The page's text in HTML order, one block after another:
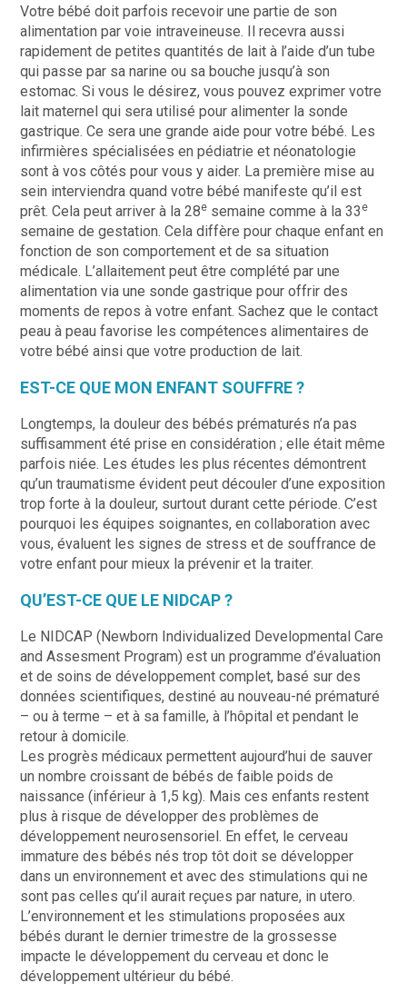
Votre bébé doit parfois recevoir une partie de son
alimentation par voie intraveineuse. Il recevra aussi
rapidement de petites quantités de lait à l’aide d’un tube
qui passe par sa narine ou sa bouche jusqu’à son
estomac. Si vous le désirez, vous pouvez exprimer votre
lait maternel qui sera utilisé pour alimenter la sonde
gastrique. Ce sera une grande aide pour votre bébé. Les
infirmières spécialisées en pédiatrie et néonatologie
sont à vos côtés pour vous y aider. La première mise au
sein interviendra quand votre bébé manifeste qu’il est
prêt. Cela peut arriver à la 28e semaine comme à la 33 e
semaine de gestation. Cela diffère pour chaque enfant en
fonction de son comportement et de sa situation
médicale. L’allaitement peut être complété par une
alimentation via une sonde gastrique pour offrir des
moments de repos à votre enfant. Sachez que le contact
peau à peau favorise les compétences alimentaires de
votre bébé ainsi que votre production de lait.
EST-CE QUE MON ENFANT SOUFFRE ?
Longtemps, la douleur des bébés prématurés n’a pas
suffisamment été prise en considération ; elle était même
parfois niée. Les études les plus récentes démontrent
qu’un traumatisme évident peut découler d’une exposition
trop forte à la douleur, surtout durant cette période. C’est
pourquoi les équipes soignantes, en collaboration avec
vous, évaluent les signes de stress et de souffrance de
votre enfant pour mieux la prévenir et la traiter.
QU’EST-CE QUE LE NIDCAP ?
Le NIDCAP (Newborn Individualized Developmental Care
and Assesment Program) est un programme d’évaluation
et de soins de développement complet, basé sur des
données scientifiques, destiné au nouveau-né prématuré
– ou à terme – et à sa famille, à l’hôpital et pendant le
retour à domicile.
Les progrès médicaux permettent aujourd’hui de sauver
un nombre croissant de bébés de faible poids de
naissance (inférieur à 1,5 kg). Mais ces enfants restent
plus à risque de développer des problèmes de
développement neurosensoriel. En effet, le cerveau
immature des bébés nés trop tôt doit se développer
dans un environnement et avec des stimulations qui ne
sont pas celles qu’il aurait reçues par nature, in utero.
L’environnement et les stimulations proposées aux
bébés durant le dernier trimestre de la grossesse
impacte le développement du cerveau et donc le
développement ultérieur du bébé.